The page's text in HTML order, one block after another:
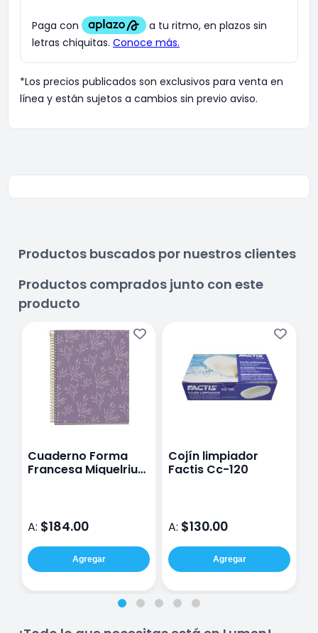
*Los precios publicados son exclusivos para venta en
línea y están sujetos a cambios sin previo aviso.
Productos buscados por nuestros clientes
Productos comprados junto con este
producto
Cuaderno Forma
Francesa Miquelrius
A: $184.00
Agregar
Cojín limpiador
Factis Cc-120
A: $130.00
Agregar